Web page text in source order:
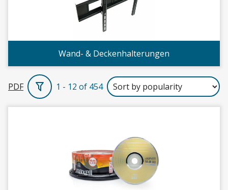
Wand- & Deckenhalterungen
PDF 1 - 12 of 454